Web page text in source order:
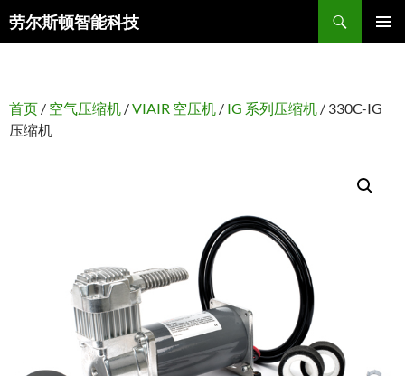
劳尔斯顿智能科技
搜
索
首页 / 空气压缩机 /VIAIR 空压机 / IG 系列压缩机 / 330C-IG
压缩机